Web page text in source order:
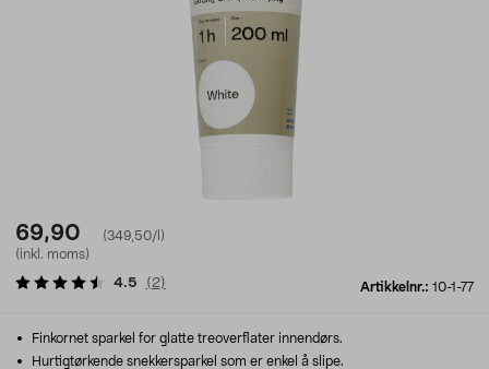
69,90
(349,50/l)
(inkl. moms)
Artikkelnr.: 10-1-77
4.5 ( 2)
Finkornet sparkel for glatte treoverflater innendørs.
Hurtigtørkende snekkersparkel som er enkel å slipe.